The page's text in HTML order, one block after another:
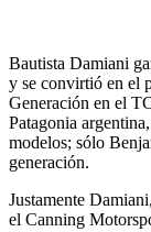
Bautista Damiani
y se convirtió en el
Generación en el
Patagonia
modelos; sólo
generación.
Justamente
el Canning